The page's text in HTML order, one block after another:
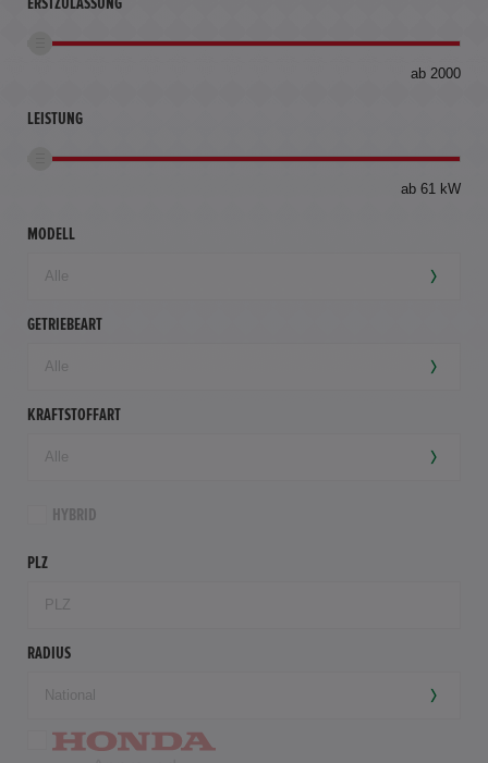
ab 2000
LEISTUNG
ab 61 kW
MODELL
GETRIEBEART
KRAFTSTOFFART
HYBRID
PLZ
RADIUS